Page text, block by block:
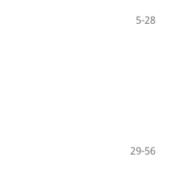
5-28
29-56